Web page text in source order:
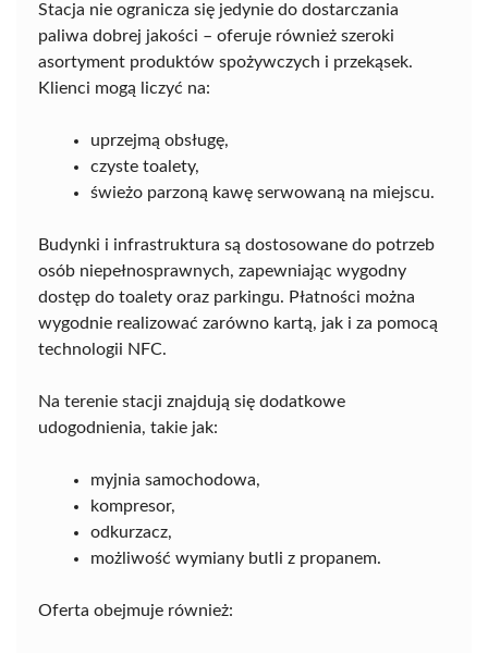
Stacja nie ogranicza się jedynie do dostarczania
paliwa dobrej jakości – oferuje również szeroki
asortyment produktów spożywczych i przekąsek.
Klienci mogą liczyć na:
uprzejmą obsługę,
czyste toalety,
świeżo parzoną kawę serwowaną na miejscu.
Budynki i infrastruktura są dostosowane do potrzeb
osób niepełnosprawnych, zapewniając wygodny
dostęp do toalety oraz parkingu. Płatności można
wygodnie realizować zarówno kartą, jak i za pomocą
technologii NFC.
Na terenie stacji znajdują się dodatkowe
udogodnienia, takie jak:
myjnia samochodowa,
kompresor,
odkurzacz,
możliwość wymiany butli z propanem.
Oferta obejmuje również: